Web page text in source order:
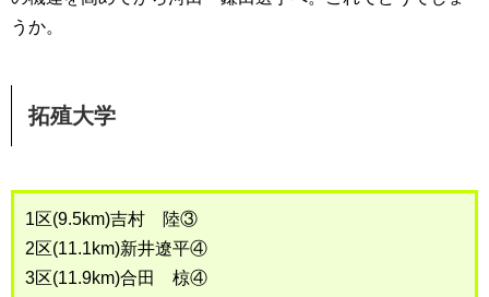
うか。
拓殖大学
1区(9.5km)吉村 陸③
2区(11.1km)新井遼平④
3区(11.9km)合田 椋④